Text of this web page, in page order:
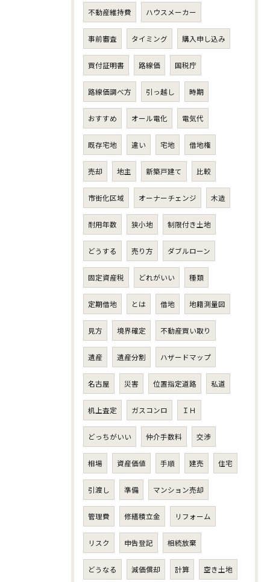
不動産維持費 ハウスメーカー
事前審査 タイミング 購入申し込み
買付証明書 路線価 国税庁
路線価調べ方 引っ越し 時期
おすすめ オール電化 電気代
既存宅地 違い 宅地 借地権
売却 地主 新築戸建て 比較
市街化区域 オーナーチェンジ 木造
耐用年数 狭小地 制限付き土地
どうする 売り方 ダブルローン
固定資産税 どれがいい 種類
定期借地 とは 借地 地籍測量図
見方 境界確定 不動産買い取り
遺産 遺産分割 ハザードマップ
名古屋 災害 位置指定道路 私道
机上査定 ガスコンロ ＩＨ
どっちがいい 仲介手数料 交渉
相場 資産価値 手順 建売 住宅
引渡し 準備 マンション売却
管理費 修繕積立金 リフォーム
リスク 申告登記 相続放棄
どうなる 減価償却 計算 空き土地